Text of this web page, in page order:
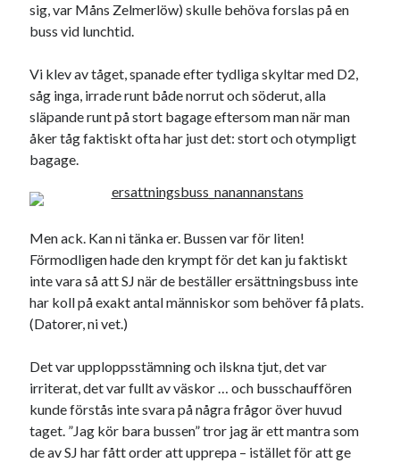
Meta
Flöde för inlägg
Flöde för kommentarer
WordPress.org
Swish: 070-8885542
sig, var Måns Zelmerlöw) skulle behöva forslas på en
buss vid lunchtid.
Vi klev av tåget, spanade efter tydliga skyltar med D2,
såg inga, irrade runt både norrut och söderut, alla
släpande runt på stort bagage eftersom man när man
åker tåg faktiskt ofta har just det: stort och otympligt
bagage.
Men ack. Kan ni tänka er. Bussen var för liten!
Förmodligen hade den krympt för det kan ju faktiskt
inte vara så att SJ när de beställer ersättningsbuss inte
har koll på exakt antal människor som behöver få plats.
(Datorer, ni vet.)
Det var upploppsstämning och ilskna tjut, det var
irriterat, det var fullt av väskor … och busschauffören
kunde förstås inte svara på några frågor över huvud
taget. ”Jag kör bara bussen” tror jag är ett mantra som
de av SJ har fått order att upprepa – istället för att ge